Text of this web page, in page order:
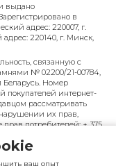
выдано
в
адрес: 220007, г.
220140, г. Минск,
связанную с
№ 02200/21-00784,
Номер
покупателей интернет-
рассматривать
их прав,
потребителей: + 375
и юридических лиц
администрация
ваш опыт